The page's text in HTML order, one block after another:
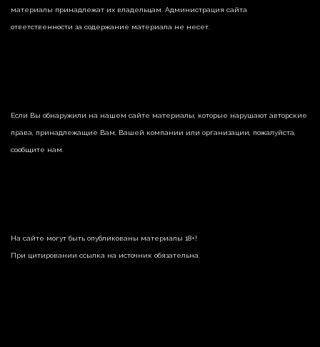
материалы принадлежат их владельцам. Администрация сайта
ответственности за содержание материала не несет.
Если Вы обнаружили на нашем сайте материалы, которые нарушают авторские
права, принадлежащие Вам, Вашей компании или организации, пожалуйста,
сообщите нам.
На сайте могут быть опубликованы материалы 18+!
При цитировании ссылка на источник обязательна.